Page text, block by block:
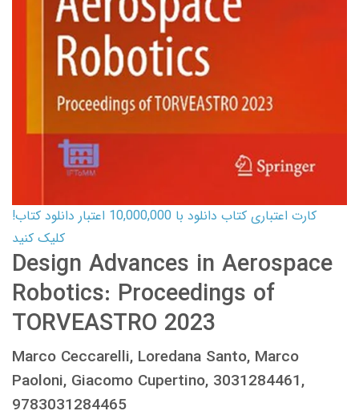
کارت اعتباری کتاب دانلود با 10,000,000 اعتبار دانلود کتاب!
کلیک کنید
Design Advances in Aerospace
Robotics: Proceedings of
TORVEASTRO 2023
Marco Ceccarelli, Loredana Santo, Marco
Paoloni, Giacomo Cupertino, 3031284461,
9783031284465